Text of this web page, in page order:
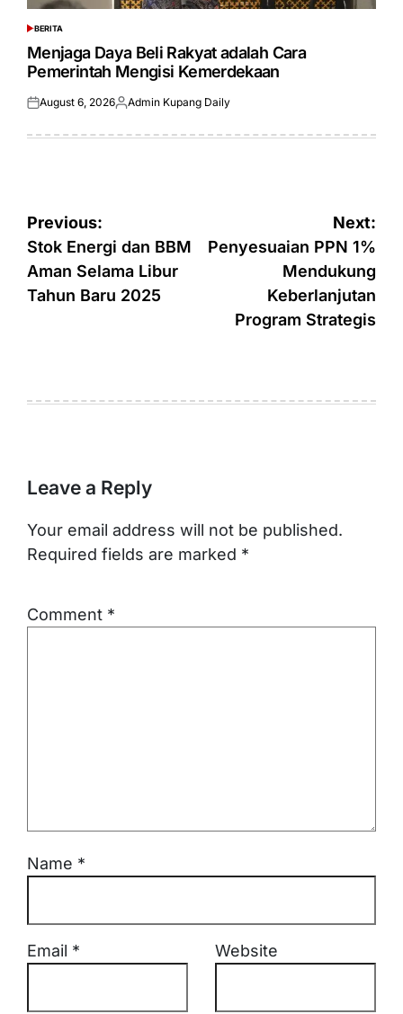
POSTED
IN
BERITA
Menjaga Daya Beli Rakyat adalah Cara
Pemerintah Mengisi Kemerdekaan
Posted
August 6, 2026Posted
Admin Kupang Daily
Post
navigation
Previous:
Stok Energi dan BBM
Aman Selama Libur
Tahun Baru 2025
Next:
Penyesuaian PPN 1%
Mendukung
Keberlanjutan
Program Strategis
Leave a Reply
Your email address will not be published.
Required fields are marked *
Comment *
Name *
Email * Website